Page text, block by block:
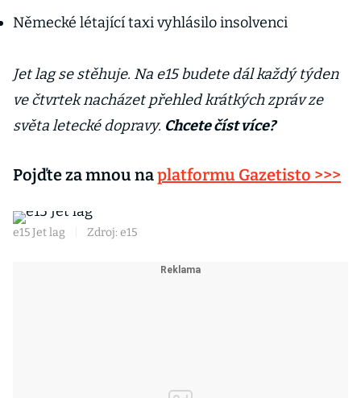
Německé létající taxi vyhlásilo insolvenci
Jet lag se stěhuje. Na e15 budete dál každý týden
ve čtvrtek nacházet přehled krátkých zpráv ze
světa letecké dopravy. Chcete číst více?
Pojďte za mnou naplatformu Gazetisto >>>
e15 Jet lag Zdroj: e15